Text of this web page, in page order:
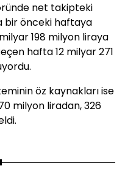
net takipteki
bir önceki haftaya
198 milyon liraya
hafta 12 milyar 271
öz kaynakları ise
milyon liradan, 326